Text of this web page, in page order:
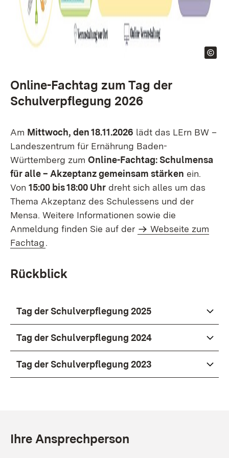
Online-Fachtag zum Tag der
Schulverpflegung 2026
Am Mittwoch, den 18.11.2026 lädt das LErn BW –
Landeszentrum für Ernährung Baden-
Württemberg zum Online-Fachtag: Schulmensa
für alle – Akzeptanz gemeinsam stärken ein.
Von 15:00 bis 18:00 Uhr dreht sich alles um das
Thema Akzeptanz des Schulessens und der
Mensa. Weitere Informationen sowie die
Anmeldung finden Sie auf der
Webseite zum
Fachtag.
Rückblick
Tag der Schulverpflegung 2025
Tag der Schulverpflegung 2024
Tag der Schulverpflegung 2023
Ihre Ansprechperson